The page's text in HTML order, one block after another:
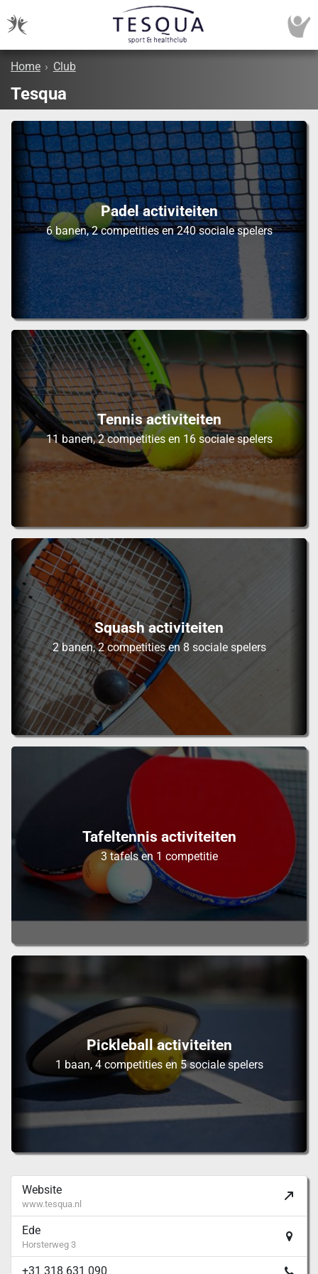
Home › Club
Tesqua
Padel activiteiten
6 banen, 2 competities en 240 sociale spelers
Tennis activiteiten
11 banen, 2 competities en 16 sociale spelers
Squash activiteiten
2 banen, 2 competities en 8 sociale spelers
Tafeltennis activiteiten
3 tafels en 1 competitie
Pickleball activiteiten
1 baan, 4 competities en 5 sociale spelers
Website
www.tesqua.nl
Ede
Horsterweg 3
+31 318 631 090